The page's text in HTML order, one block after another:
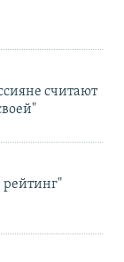
считают
рейтинг"